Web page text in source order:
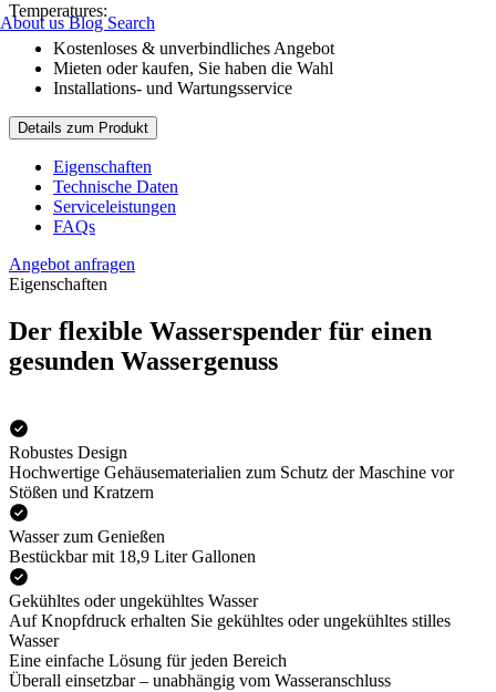
About usBlogSearch
Temperatures:
Kostenloses & unverbindliches Angebot
Mieten oder kaufen, Sie haben die Wahl
Installations- und Wartungsservice
Details zum Produkt
Eigenschaften
Technische Daten
Serviceleistungen
FAQs
Angebot anfragen
Eigenschaften
Der flexible Wasserspender für einen
gesunden Wassergenuss
Robustes Design
Hochwertige Gehäusematerialien zum Schutz der Maschine vor
Stößen und Kratzern
Wasser zum Genießen
Bestückbar mit 18,9 Liter Gallonen
Gekühltes oder ungekühltes Wasser
Auf Knopfdruck erhalten Sie gekühltes oder ungekühltes stilles
Wasser
Eine einfache Lösung für jeden Bereich
Überall einsetzbar – unabhängig vom Wasseranschluss